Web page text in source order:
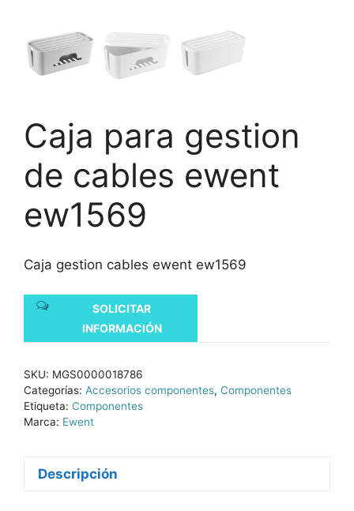
Caja para gestion
de cables ewent
ew1569
Caja gestion cables ewent ew1569
SOLICITAR
INFORMACIÓN
SKU: MGS0000018786
Categorías: Accesorios componentes, Componentes
Etiqueta: Componentes
Marca: Ewent
Descripción